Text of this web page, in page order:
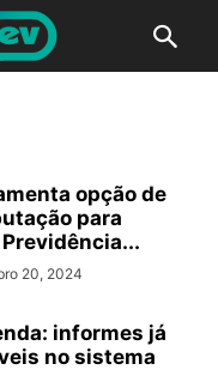
opção de
para
20, 2024
informes já
no sistema